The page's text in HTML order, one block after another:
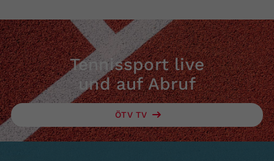
Tennissport live
und auf Abruf
ÖTV TV